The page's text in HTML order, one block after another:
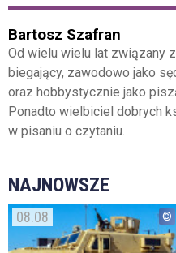
Bartosz Szafran
Od wielu wielu lat związany
biegający, zawodowo jako
oraz hobbystycznie jako
Ponadto wielbiciel dobrych
w pisaniu o czytaniu.
NAJNOWSZE
08.08